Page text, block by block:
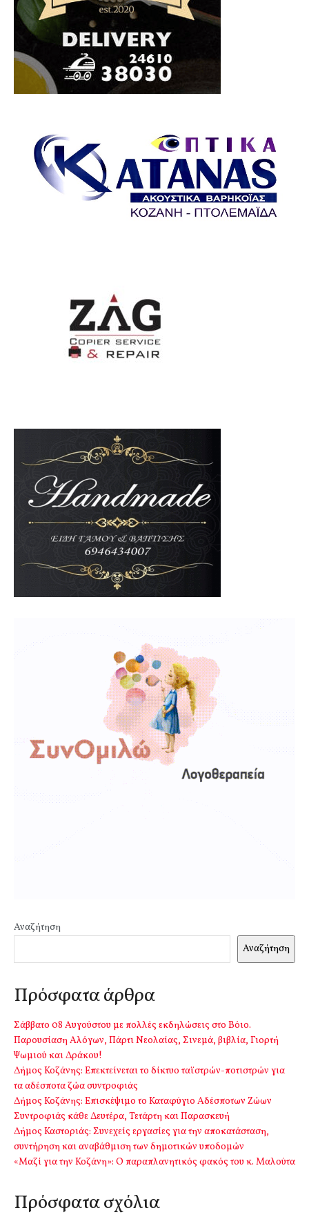
Αναζήτηση
Αναζήτηση
Πρόσφατα άρθρα
Σάββατο 08 Αυγούστου με πολλές εκδηλώσεις στο Βόιο.
Παρουσίαση Αλόγων, Πάρτι Νεολαίας, Σινεμά, βιβλία, Γιορτή
Ψωμιού και Δράκου!
Δήμος Κοζάνης: Επεκτείνεται το δίκτυο ταϊστρών-ποτιστρών για
τα αδέσποτα ζώα συντροφιάς
Δήμος Κοζάνης: Επισκέψιμο το Καταφύγιο Αδέσποτων Ζώων
Συντροφιάς κάθε Δευτέρα, Τετάρτη και Παρασκευή
Δήμος Καστοριάς: Συνεχείς εργασίες για την αποκατάσταση,
συντήρηση και αναβάθμιση των δημοτικών υποδομών
«Μαζί για την Κοζάνη»: Ο παραπλανητικός φακός του κ. Μαλούτα
Πρόσφατα σχόλια